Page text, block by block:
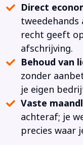
Direct
recht geeft
afschrijving.
Behoud van
zonder
je eigen
Vaste
achteraf; je
precies waar